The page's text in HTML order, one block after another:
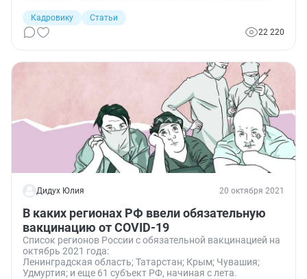
условиями.
Кадровику
Статьи
22 220
Дидух Юлия 20 октября 2021
В каких регионах РФ ввели обязательную
вакцинацию от COVID-19
Список регионов России с обязательной вакцинацией на
октябрь 2021 года:
Ленинградская область; Татарстан; Крым; Чувашия;
Удмуртия; и еще 61 субъект РФ, начиная с лета.